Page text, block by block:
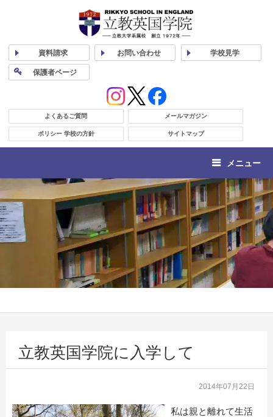
資料請求 お問い合わせ 学校見学
保護者ページ
よくあるご質問 メールマガジン
ポリシー 学校の方針 サイトマップ
メニュー
立教英国学院に入学して
2014年07月22日
私は親と離れて生活